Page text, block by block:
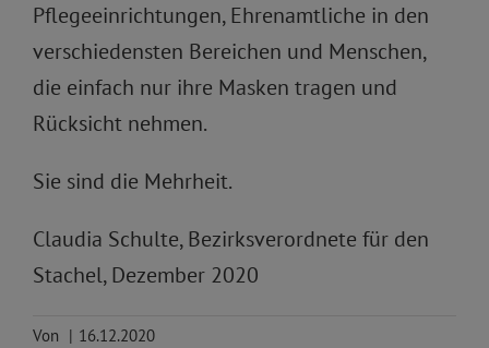
Pflegeeinrichtungen, Ehrenamtliche in den
verschiedensten Bereichen und Menschen,
die einfach nur ihre Masken tragen und
Rücksicht nehmen.
Sie sind die Mehrheit.
Claudia Schulte, Bezirksverordnete für den
Stachel, Dezember 2020
Von | 16.12.2020